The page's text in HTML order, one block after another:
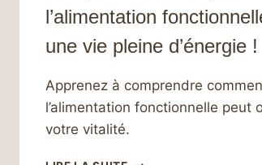
l’alimentation
une vie pleine d’énergie !
Apprenez à comprendre
l’alimentation fonctionnelle peut
votre vitalité.
COMPRENDRE